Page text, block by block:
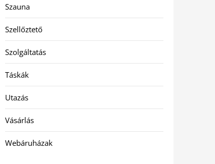
Szauna
Szellőztető
Szolgáltatás
Táskák
Utazás
Vásárlás
Webáruházak